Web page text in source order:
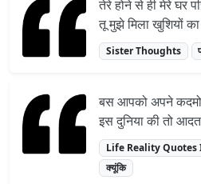
तेरे होने से ही मेरे घर
तू मुझे मिला खुशियों
Sister Thoughts
बस आपको अपने कदमो
इस दुनिया की तो
Life Reality Quotes
क्यूंकि